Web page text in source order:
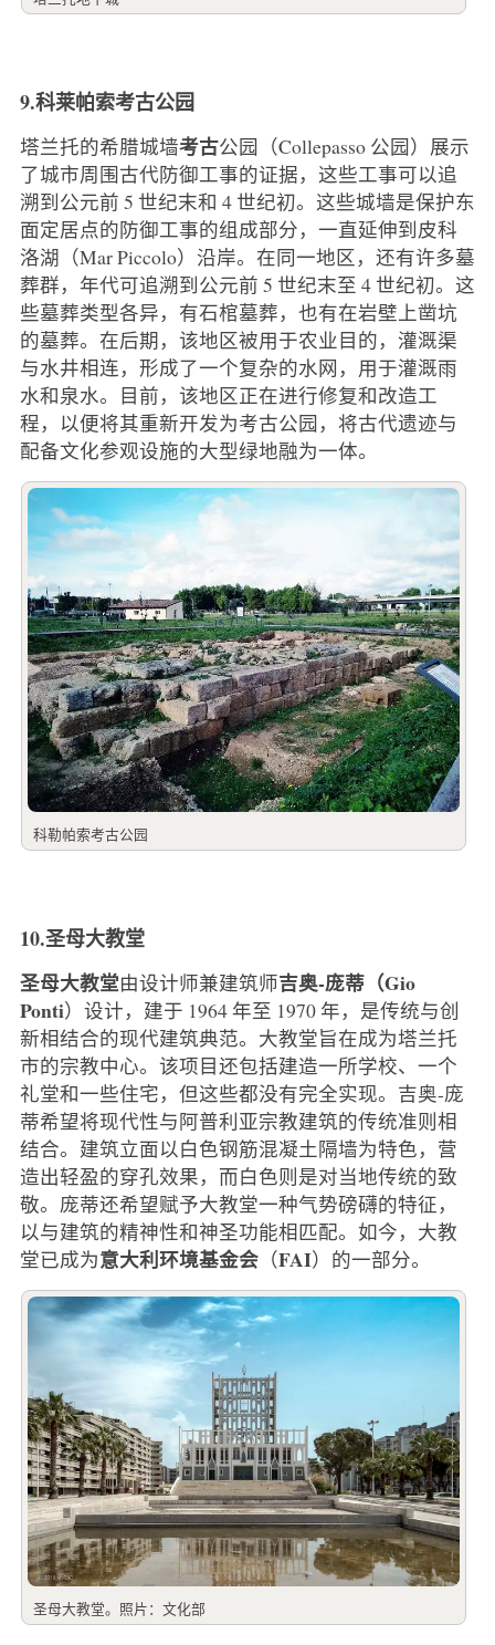
9.科莱帕索考古公园
塔兰托的希腊城墙考古公园（Collepasso 公园）展示
了城市周围古代防御工事的证据，这些工事可以追
溯到公元前 5 世纪末和 4 世纪初。这些城墙是保护东
面定居点的防御工事的组成部分，一直延伸到皮科
洛湖（Mar Piccolo）沿岸。在同一地区，还有许多墓
葬群，年代可追溯到公元前 5 世纪末至 4 世纪初。这
些墓葬类型各异，有石棺墓葬，也有在岩壁上凿坑
的墓葬。在后期，该地区被用于农业目的，灌溉渠
与水井相连，形成了一个复杂的水网，用于灌溉雨
水和泉水。目前，该地区正在进行修复和改造工
程，以便将其重新开发为考古公园，将古代遗迹与
配备文化参观设施的大型绿地融为一体。
科勒帕索考古公园
10.圣母大教堂
圣母大教堂由设计师兼建筑师吉奥-庞蒂（Gio
Ponti）设计，建于 1964 年至 1970 年，是传统与创
新相结合的现代建筑典范。大教堂旨在成为塔兰托
市的宗教中心。该项目还包括建造一所学校、一个
礼堂和一些住宅，但这些都没有完全实现。吉奥-庞
蒂希望将现代性与阿普利亚宗教建筑的传统准则相
结合。建筑立面以白色钢筋混凝土隔墙为特色，营
造出轻盈的穿孔效果，而白色则是对当地传统的致
敬。庞蒂还希望赋予大教堂一种气势磅礴的特征，
以与建筑的精神性和神圣功能相匹配。如今，大教
堂已成为意大利环境基金会（FAI）的一部分。
圣母大教堂。照片：文化部